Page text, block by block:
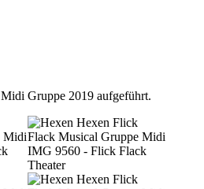
Gruppe 2019 aufgeführt.